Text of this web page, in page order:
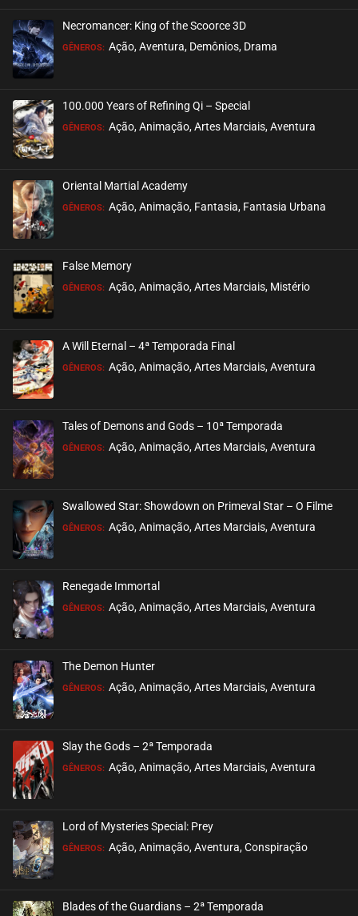
Necromancer: King of the Scoorce 3D
GÊNEROS: Ação, Aventura, Demônios, Drama
100.000 Years of Refining Qi – Special
GÊNEROS: Ação, Animação, Artes Marciais, Aventura
Oriental Martial Academy
GÊNEROS: Ação, Animação, Fantasia, Fantasia Urbana
False Memory
GÊNEROS: Ação, Animação, Artes Marciais, Mistério
A Will Eternal – 4ª Temporada Final
GÊNEROS: Ação, Animação, Artes Marciais, Aventura
Tales of Demons and Gods – 10ª Temporada
GÊNEROS: Ação, Animação, Artes Marciais, Aventura
Swallowed Star: Showdown on Primeval Star – O Filme
GÊNEROS: Ação, Animação, Artes Marciais, Aventura
Renegade Immortal
GÊNEROS: Ação, Animação, Artes Marciais, Aventura
The Demon Hunter
GÊNEROS: Ação, Animação, Artes Marciais, Aventura
Slay the Gods – 2ª Temporada
GÊNEROS: Ação, Animação, Artes Marciais, Aventura
Lord of Mysteries Special: Prey
GÊNEROS: Ação, Animação, Aventura, Conspiração
Blades of the Guardians – 2ª Temporada